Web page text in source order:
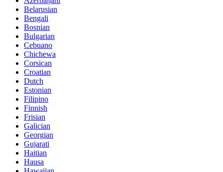
Belarusian
Bengali
Bosnian
Bulgarian
Cebuano
Chichewa
Corsican
Croatian
Dutch
Estonian
Filipino
Finnish
Frisian
Galician
Georgian
Gujarati
Haitian
Hausa